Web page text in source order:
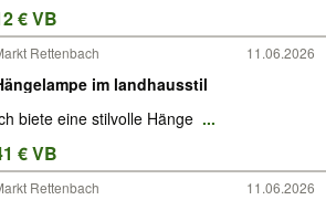
€ VB
Rettenbach 11.06.2026
im landhausstil
biete eine stilvolle Hänge ...
€ VB
Rettenbach 11.06.2026